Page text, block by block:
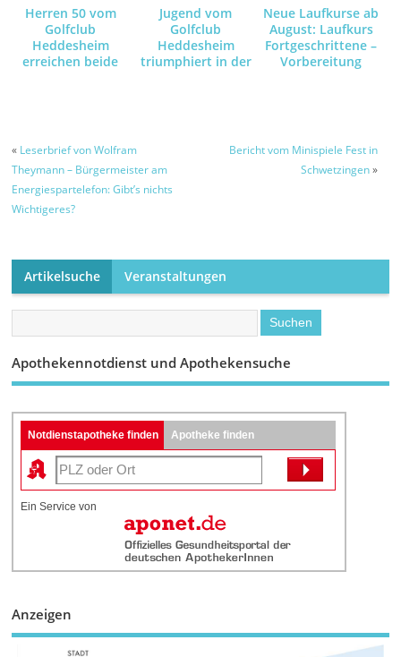
Herren 50 vom
Golfclub
Heddesheim
erreichen beide
Jugend vom
Golfclub
Heddesheim
triumphiert in der
Württembergische
Finale im GC
Neue Laufkurse ab
August: Laufkurs
Fortgeschrittene –
Vorbereitung
« Leserbrief von Wolfram
Theymann – Bürgermeister am
Energiespartelefon: Gibt’s nichts
Wichtigeres?
Bericht vom Minispiele Fest in
Schwetzingen»
Artikelsuche Veranstaltungen
Apothekennotdienst und Apothekensuche
Notdienstapotheke finden Apotheke finden
Ein Service von
Anzeigen